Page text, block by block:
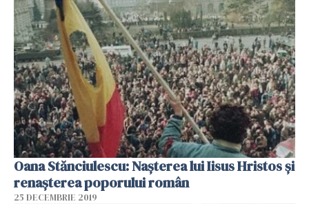
Oana Stănciulescu: Nașterea lui Iisus Hristos și
renașterea poporului român
25 DECEMBRIE 2019